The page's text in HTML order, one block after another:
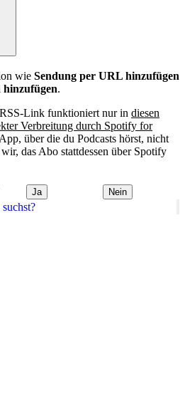
wie Sendung per URL hinzufügen
hinzufügen.
Link funktioniert nur in diesen
Verbreitung durch Spotify for
über die du Podcasts hörst, nicht
das Abo stattdessen über Spotify
Ja Nein